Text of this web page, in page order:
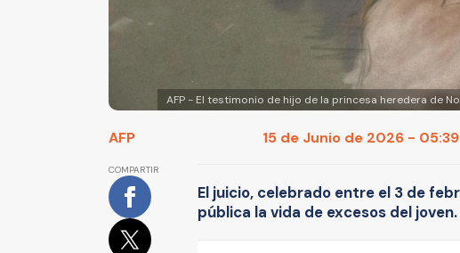
AFP - El testimonio de hijo de la princesa heredera de
AFP 15 de Junio de 2026 -
COMPARTIR
El juicio, celebrado entre el 3 de
pública la vida de excesos del joven.